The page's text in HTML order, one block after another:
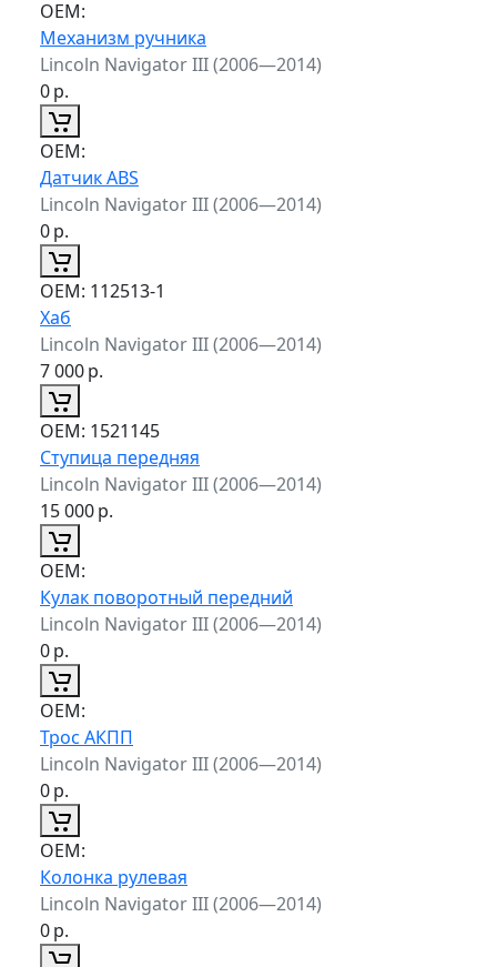
ОЕМ:
Механизм ручника
Lincoln Navigator III (2006—2014)
0р.
ОЕМ:
Датчик ABS
Lincoln Navigator III (2006—2014)
0р.
ОЕМ: 112513-1
Хаб
Lincoln Navigator III (2006—2014)
7 000р.
ОЕМ: 1521145
Ступица передняя
Lincoln Navigator III (2006—2014)
15 000р.
ОЕМ:
Кулак поворотный передний
Lincoln Navigator III (2006—2014)
0р.
ОЕМ:
Трос АКПП
Lincoln Navigator III (2006—2014)
0р.
ОЕМ:
Колонка рулевая
Lincoln Navigator III (2006—2014)
0р.